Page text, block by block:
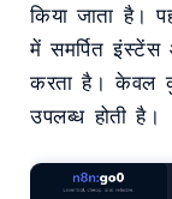
किया जाता है।
में समर्पित
करता है। केवल
उपलब्ध होती है।